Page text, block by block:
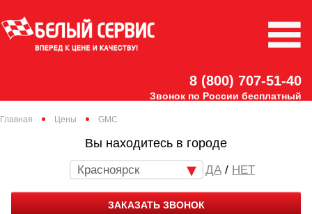
8 (800) 707-51-40
Звонок по России бесплатный
Главная Цены GMC
Вы находитесь в городе
Красноярск / НЕТ
ЗАКАЗАТЬ ЗВОНОК